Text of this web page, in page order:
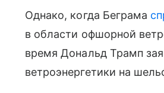
Однако, когда Беграма
в области офшорной
время Дональд Трамп
ветроэнергетики на